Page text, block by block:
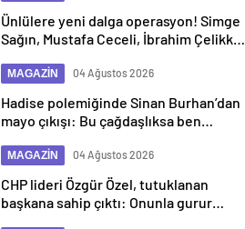
Ünlülere yeni dalga operasyon! Simge
Sağın, Mustafa Ceceli, İbrahim Çelikkol
MAGAZİN 04 Ağustos 2026
Hadise polemiğinde Sinan Burhan’dan
mayo çıkışı: Bu çağdaşlıksa ben
MAGAZİN 04 Ağustos 2026
CHP lideri Özgür Özel, tutuklanan
başkana sahip çıktı: Onunla gurur